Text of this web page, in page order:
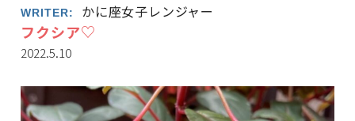
WRITER: かに座女子レンジャー
フクシア♡
2022.5.10